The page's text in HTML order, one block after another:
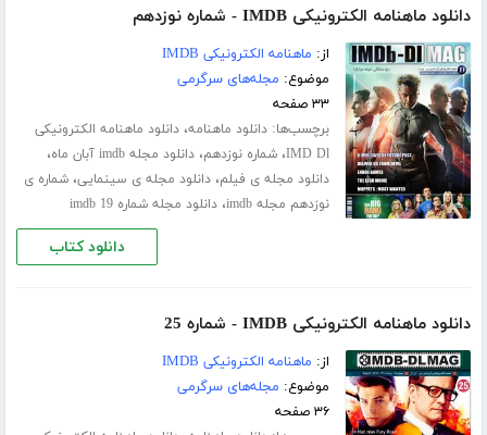
دانلود ماهنامه الکترونیکی IMDB - شماره نوزدهم
از: ماهنامه الکترونیکی IMDB
موضوع: مجله‌های سرگرمی
۳۳ صفحه
برچسب‌ها:دانلود ماهنامه،دانلود ماهنامه الکترونیکی
IMD Dl،شماره نوزدهم،دانلود مجله imdb آبان ماه ،
دانلود مجله ی فیلم،دانلود مجله ی سینمایی،شماره ی
نوزدهم مجله imdb
،دانلود مجله شماره 19 imdb
دانلود کتاب
دانلود ماهنامه الکترونیکی IMDB - شماره 25
از: ماهنامه الکترونیکی IMDB
موضوع: مجله‌های سرگرمی
۳۶ صفحه